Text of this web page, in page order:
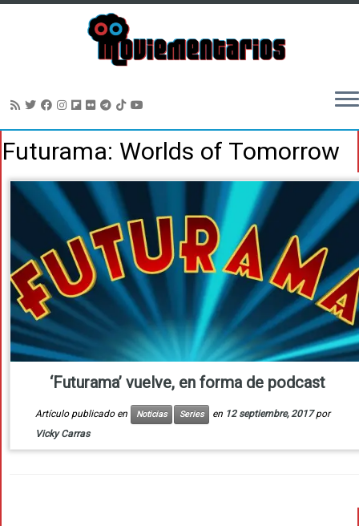
alFuturama: Worlds of Tomorrow
‘Futurama’ vuelve, en forma de podcast
Artículo publicado en Noticias Series en 12 septiembre, 2017 por
Vicky Carras